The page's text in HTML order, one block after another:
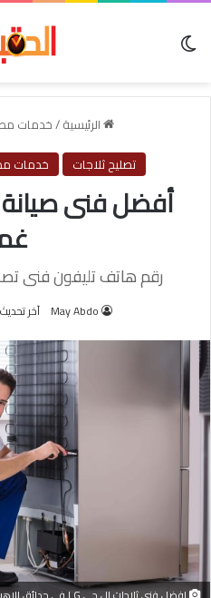
الرئيسية/خدمات
تصليح ثلاجات
خدمات
أفضل فنى
رقم هاتف تليفون فنى
May Abdo آخر تحديث: